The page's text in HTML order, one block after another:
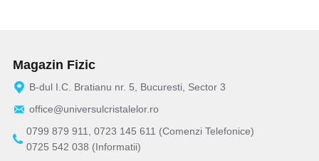
Magazin Fizic
B-dul I.C. Bratianu nr. 5, Bucuresti, Sector 3
office@universulcristalelor.ro
0799 879 911, 0723 145 611 (Comenzi Telefonice)
0725 542 038 (Informatii)